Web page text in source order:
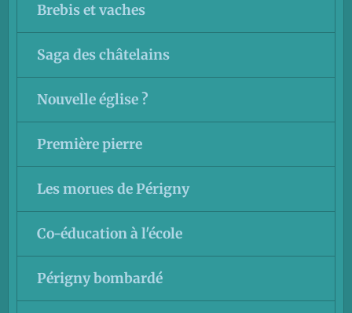
Brebis et vaches
Saga des châtelains
Nouvelle église ?
Première pierre
Les morues de Périgny
Co-éducation à l'école
Périgny bombardé